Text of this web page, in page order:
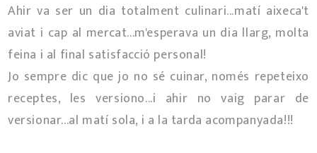
Ahir va ser un dia totalment culinari...matí aixeca't
aviat i cap al mercat...m'esperava un dia llarg, molta
feina i al final satisfacció personal!
Jo sempre dic que jo no sé cuinar, només repeteixo
receptes, les versiono...i ahir no vaig parar de
versionar...al matí sola, i a la tarda acompanyada!!!